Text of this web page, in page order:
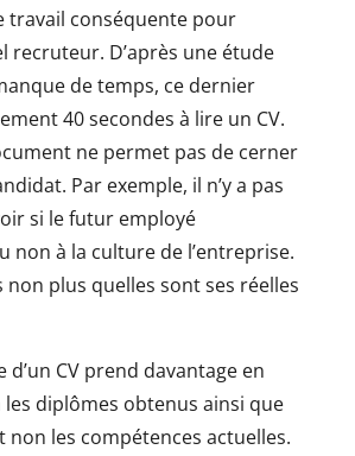
travail conséquente pour
recruteur. D’après une étude
de temps, ce dernier
40 secondes à lire un CV.
ne permet pas de cerner
Par exemple, il n’y a pas
si le futur employé
non à la culture de l’entreprise.
non plus quelles sont ses réelles
d’un CV prend davantage en
diplômes obtenus ainsi que
non les compétences actuelles.